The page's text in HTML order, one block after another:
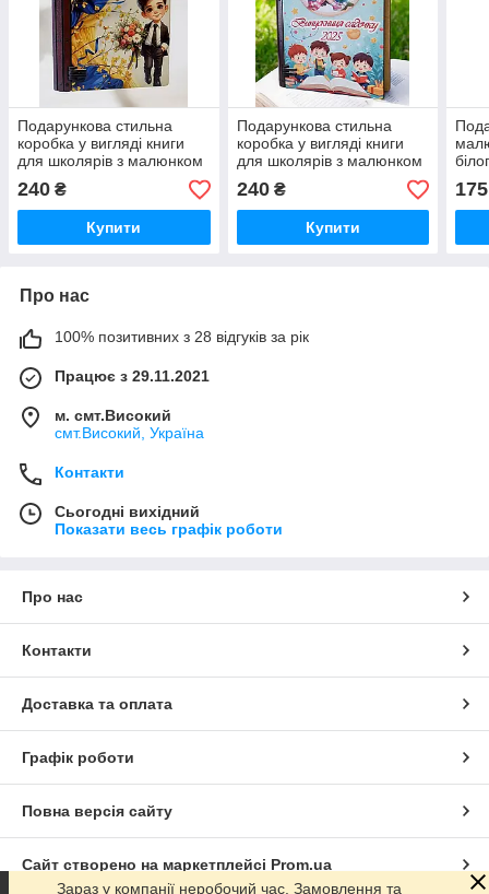
Подарункова стильна
коробка у вигляді книги
для школярів з малюнком
240 ₴
Купити
Подарункова стильна
коробка у вигляді книги
для школярів з малюнком
240₴
Купити
175
Про нас
100% позитивних з 28 відгуків за рік
Працює з 29.11.2021
м. смт.Високий
смт.Високий, Україна
Контакти
Сьогодні вихідний
Показати весь графік роботи
Про нас
Контакти
Доставка та оплата
Графік роботи
Повна версія сайту
Сайт створено на маркетплейсі Prom.ua
Зараз у компанії неробочий час. Замовлення та